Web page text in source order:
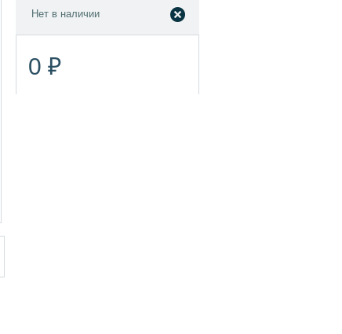
Нет в наличии
0 ₽